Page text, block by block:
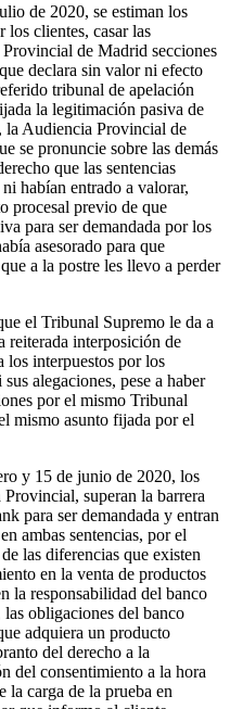
de 2020, se estiman los
los clientes, casar las
de Madrid secciones
declara sin valor ni efecto
tribunal de apelación
la legitimación pasiva de
la Audiencia Provincial de
se pronuncie sobre las demás
que las sentencias
habían entrado a valorar,
procesal previo de que
para ser demandada por los
asesorado para que
a la postre les llevo a perder
el Tribunal Supremo le da a
reiterada interposición de
los interpuestos por los
alegaciones, pese a haber
por el mismo Tribunal
mismo asunto fijada por el
y 15 de junio de 2020, los
superan la barrera
para ser demandada y entran
ambas sentencias, por el
las diferencias que existen
en la venta de productos
la responsabilidad del banco
las obligaciones del banco
adquiera un producto
del derecho a la
del consentimiento a la hora
la carga de la prueba en